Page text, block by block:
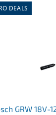
DEALS
GRW 18V-